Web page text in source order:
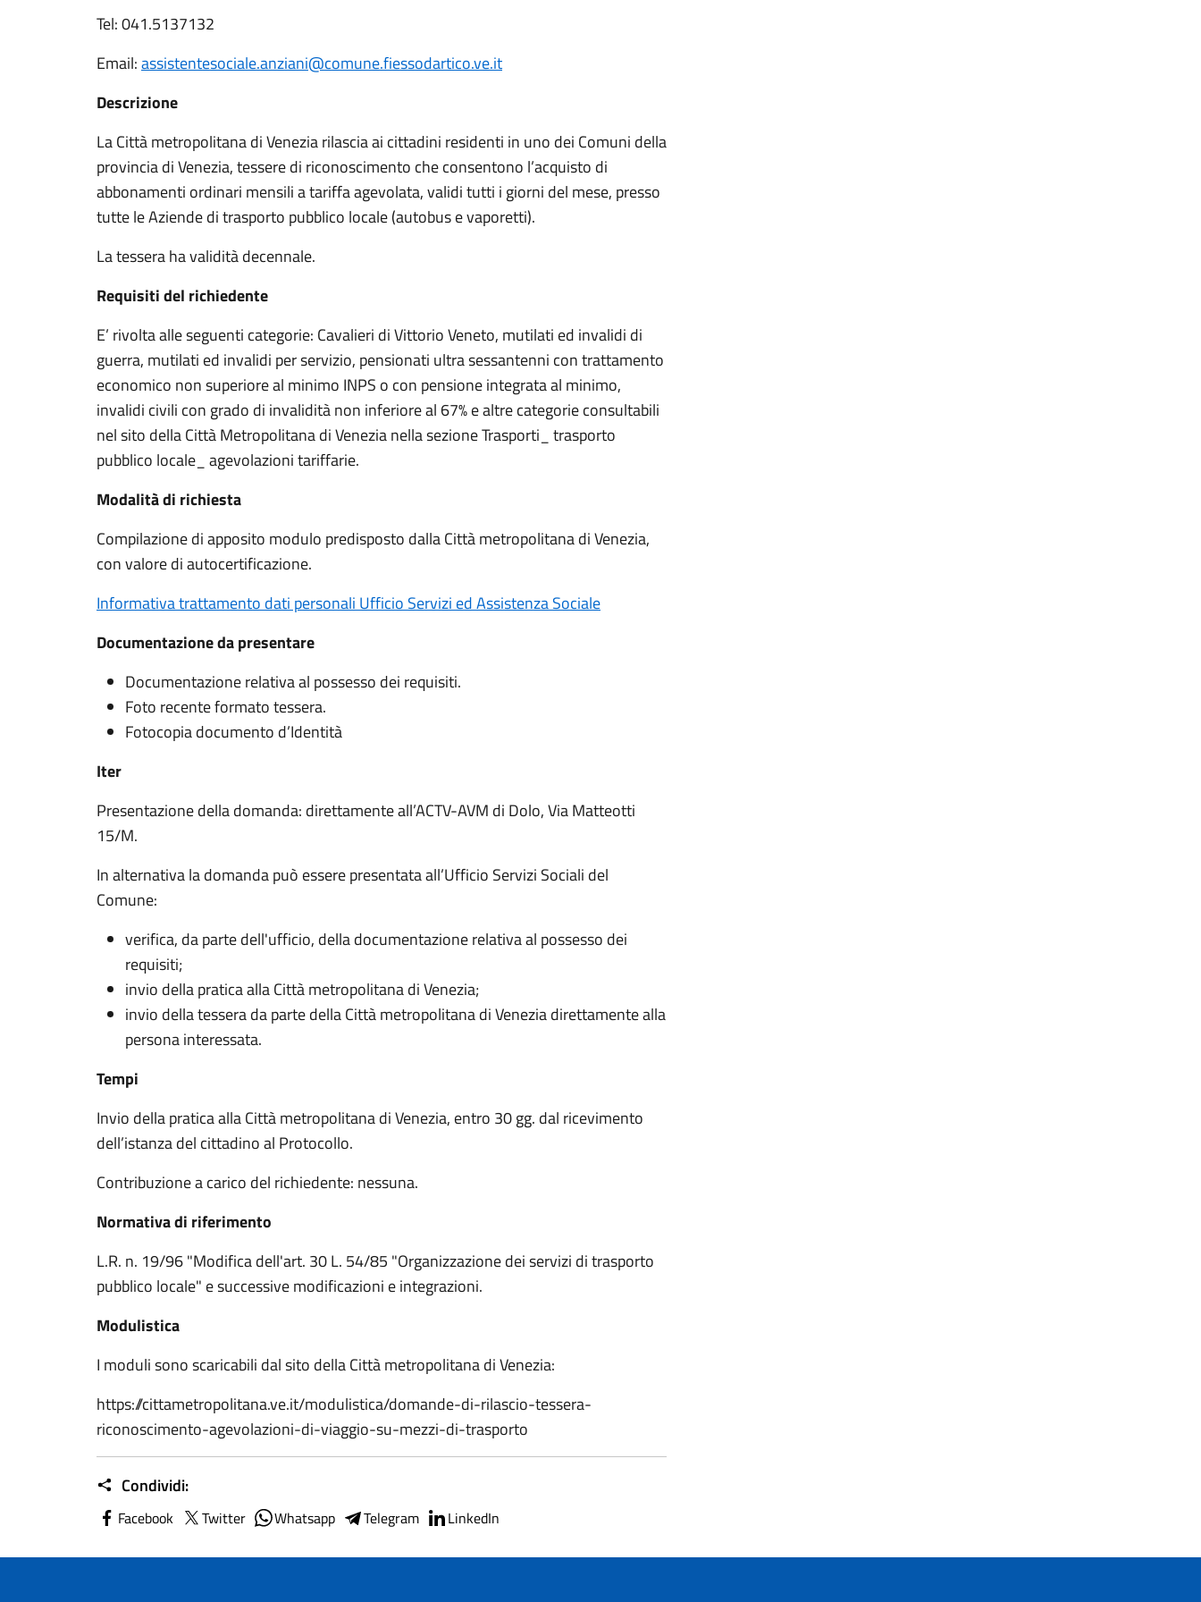
Tel: 041.5137132
Email:assistentesociale.anziani@comune.fiessodartico.ve.it
Descrizione
La Città metropolitana di Venezia rilascia ai cittadini residenti in uno dei Comuni della
provincia di Venezia, tessere di riconoscimento che consentono l’acquisto di
abbonamenti ordinari mensili a tariffa agevolata, validi tutti i giorni del mese, presso
tutte le Aziende di trasporto pubblico locale (autobus e vaporetti).
La tessera ha validità decennale.
Requisiti del richiedente
E’ rivolta alle seguenti categorie: Cavalieri di Vittorio Veneto, mutilati ed invalidi di
guerra, mutilati ed invalidi per servizio, pensionati ultra sessantenni con trattamento
economico non superiore al minimo INPS o con pensione integrata al minimo,
invalidi civili con grado di invalidità non inferiore al 67% e altre categorie consultabili
nel sito della Città Metropolitana di Venezia nella sezione Trasporti_ trasporto
pubblico locale_ ­­­agevolazioni tariffarie.
Modalità di richiesta
Compilazione di apposito modulo predisposto dalla Città metropolitana di Venezia,
con valore di autocertificazione.
Informativa trattamento dati personali Ufficio Servizi ed Assistenza Sociale
Documentazione da presentare
Documentazione relativa al possesso dei requisiti.
Foto recente formato tessera.
Fotocopia documento d’Identità
Iter
Presentazione della domanda: direttamente all’ACTV-AVM di Dolo, Via Matteotti
15/M.
In alternativa la domanda può essere presentata all’Ufficio Servizi Sociali del
Comune:
verifica, da parte dell'ufficio, della documentazione relativa al possesso dei
requisiti;
invio della pratica alla Città metropolitana di Venezia;
invio della tessera da parte della Città metropolitana di Venezia direttamente alla
persona interessata.
Tempi
Invio della pratica alla Città metropolitana di Venezia, entro 30 gg. dal ricevimento
dell’istanza del cittadino al Protocollo.
Contribuzione a carico del richiedente: nessuna.
Normativa di riferimento
L.R. n. 19/96 "Modifica dell'art. 30 L. 54/85 "Organizzazione dei servizi di trasporto
pubblico locale" e successive modificazioni e integrazioni.
Modulistica
I moduli sono scaricabili dal sito della Città metropolitana di Venezia:
https://cittametropolitana.ve.it/modulistica/domande-di-rilascio-tessera-
riconoscimento-agevolazioni-di-viaggio-su-mezzi-di-trasporto
Condividi:
Facebook Twitter Whatsapp Telegram LinkedIn